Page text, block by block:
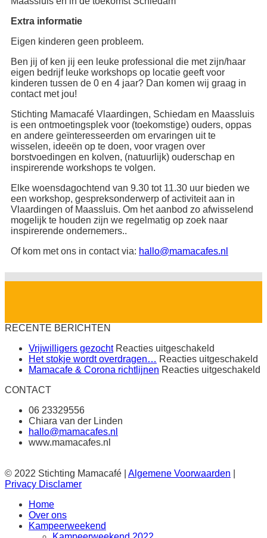
Extra informatie
Eigen kinderen geen probleem.
Ben jij of ken jij een leuke professional die met zijn/haar
eigen bedrijf leuke workshops op locatie geeft voor
kinderen tussen de 0 en 4 jaar? Dan komen wij graag in
contact met jou!
Stichting Mamacafé Vlaardingen, Schiedam en Maassluis
is een ontmoetingsplek voor (toekomstige) ouders, oppas
en andere geïnteresseerden om ervaringen uit te
wisselen, ideeën op te doen, voor vragen over
borstvoedingen en kolven, (natuurlijk) ouderschap en
inspirerende workshops te volgen.
Elke woensdagochtend van 9.30 tot 11.30 uur bieden we
een workshop, gespreksonderwerp of activiteit aan in
Vlaardingen of Maassluis. Om het aanbod zo afwisselend
mogelijk te houden zijn we regelmatig op zoek naar
inspirerende ondernemers..
Of kom met ons in contact via: hallo@mamacafes.nl
RECENTE BERICHTEN
Vrijwilligers gezocht Reacties uitgeschakeld
Vrijwilligers
gezocht
Het stokje wordt overdragen… Reacties uitgeschakeld
Mamacafe & Corona richtlijnen Reacties uitgeschakeld
CONTACT
06 23329556
Chiara van der Linden
hallo@mamacafes.nl
www.mamacafes.nl
© 2022 Stichting Mamacafé | Algemene Voorwaarden
Privacy Disclamer
Home
Over ons
Kampeerweekend